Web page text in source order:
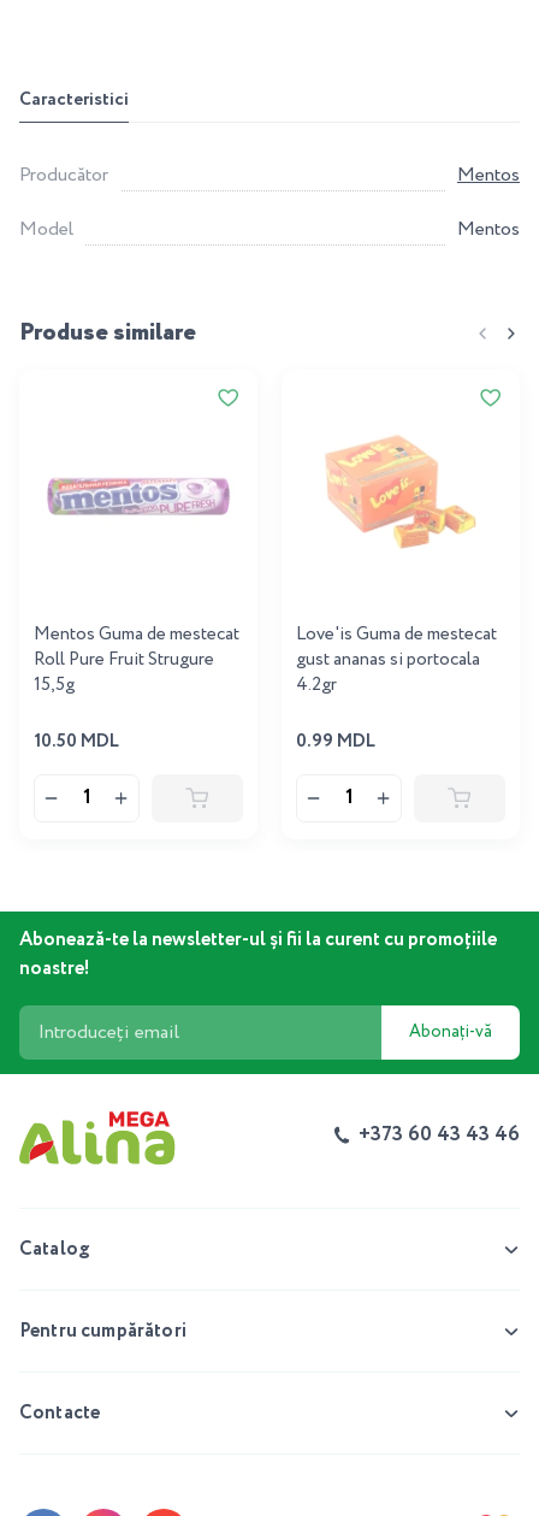
Caracteristici
Producător
Mentos
Model
Mentos
Produse similare
Mentos Guma de mestecat
Roll Pure Fruit Strugure
15,5g
10.50 MDL
Love'is Guma de mestecat
gust ananas si portocala
4.2gr
0.99 MDL
Abonează-te la newsletter-ul și fii la curent cu promoțiile
noastre!
Abonați-vă
+373 60 43 43 46
Catalog
Pentru cumpărători
Contacte